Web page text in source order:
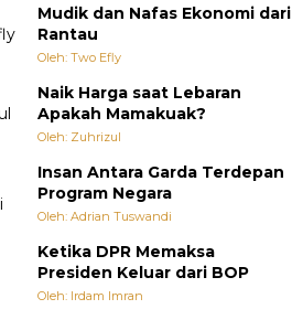
Mudik dan Nafas Ekonomi dari
Rantau
Oleh: Two Efly
Naik Harga saat Lebaran
Apakah Mamakuak?
Oleh: Zuhrizul
Insan Antara Garda Terdepan
Program Negara
Oleh: Adrian Tuswandi
Ketika DPR Memaksa
Presiden Keluar dari BOP
Oleh: Irdam Imran